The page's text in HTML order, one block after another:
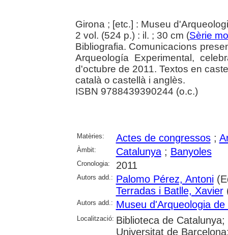
Girona ; [etc.] : Museu
2 vol. (524 p.) : il. ; 30 cm (Sèrie
Bibliografia. Comunicacions
Arqueología Experimental,
d'octubre de 2011. Textos en
català o castellà i anglès.
ISBN 9788439390244 (o.c.)
Matèries: Actes de congressos;
Àmbit: Catalunya; Banyoles
Cronologia: 2011
Autors add.: Palomo Pérez, Antoni
Terradas i Batlle, Xavier
Autors add.: Museu d'Arqueologia de
Localització: Biblioteca de
Universitat de